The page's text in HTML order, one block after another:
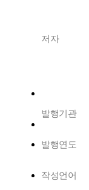
저자
발행기관
발행연도
작성언어